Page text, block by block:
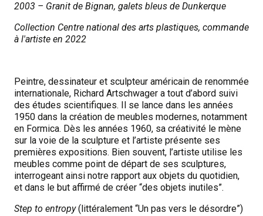
2003 – Granit de Bignan, galets bleus de Dunkerque
Collection Centre national des arts plastiques, commande
à l'artiste en 2022
Peintre, dessinateur et sculpteur américain de renommée
internationale, Richard Artschwager a tout d’abord suivi
des études scientifiques. Il se lance dans les années
1950 dans la création de meubles modernes, notamment
en Formica. Dès les années 1960, sa créativité le mène
sur la voie de la sculpture et l’artiste présente ses
premières expositions. Bien souvent, l’artiste utilise les
meubles comme point de départ de ses sculptures,
interrogeant ainsi notre rapport aux objets du quotidien,
et dans le but affirmé de créer “des objets inutiles”.
Step to entropy(littéralement “Un pas vers le désordre”)